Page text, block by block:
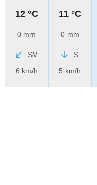
12 °C
0 mm
SV
6 km/h
11 °C
0 mm
S
5 km/h